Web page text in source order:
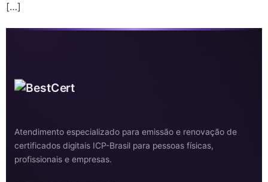
[…]
Atendimento especializado para emissão e renovação de
certificados digitais ICP-Brasil para pessoas físicas,
profissionais e empresas.